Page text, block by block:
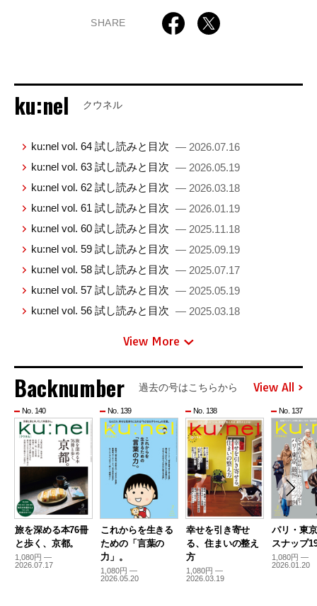
SHARE
ku:nel クウネル
ku:nel vol. 64 試し読みと目次 — 2026.07.16
ku:nel vol. 63 試し読みと目次 — 2026.05.19
ku:nel vol. 62 試し読みと目次 — 2026.03.18
ku:nel vol. 61 試し読みと目次 — 2026.01.19
ku:nel vol. 60 試し読みと目次 — 2025.11.18
ku:nel vol. 59 試し読みと目次 — 2025.09.19
ku:nel vol. 58 試し読みと目次 — 2025.07.17
ku:nel vol. 57 試し読みと目次 — 2025.05.19
ku:nel vol. 56 試し読みと目次 — 2025.03.18
View More
Backnumber 過去の号はこちらから View All
No. 140
旅を深める本76冊
と歩く、京都。
1,080円 —
2026.07.17
No. 139
これからを生きる
ための「言葉の
力」。
1,080円 —
2026.05.20
No. 138
幸せを引き寄せ
る、住まいの整え
方
1,080円 —
2026.03.19
No. 137
パリ・東
スナップ
1,080円 —
2026.01.20